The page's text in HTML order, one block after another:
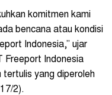
komitmen kami
bencana atau kondisi
Indonesia,” ujar
Freeport Indonesia
tertulis yang diperoleh
2).